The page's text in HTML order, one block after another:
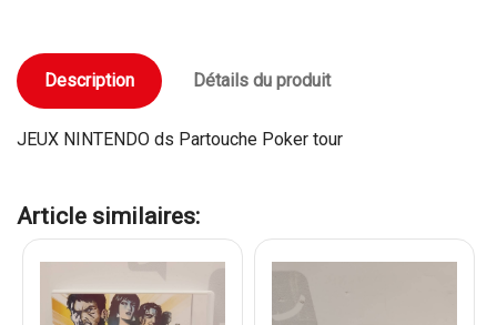
Description Détails du produit
JEUX NINTENDO ds Partouche Poker tour
Article similaires: